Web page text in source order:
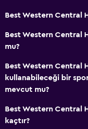
Best Western Central
Best Western Central
mu?
Best Western Central
kullanabileceği bir
mevcut mu?
Best Western Central
kaçtır?